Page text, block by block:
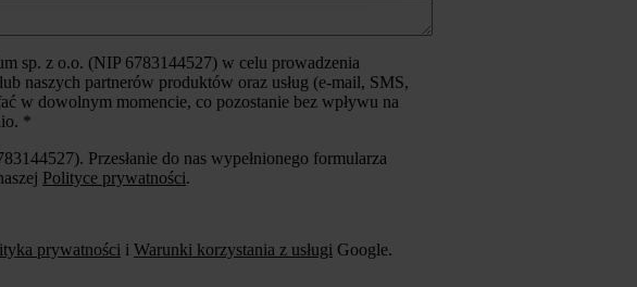
sp. z o.o. (NIP 6783144527) w celu prowadzenia
naszych partnerów produktów oraz usług (e-mail, SMS,
w dowolnym momencie, co pozostanie bez wpływu na
*
Przesłanie do nas wypełnionego formularza
Polityce prywatności.
prywatności i Warunki korzystania z usługi Google.